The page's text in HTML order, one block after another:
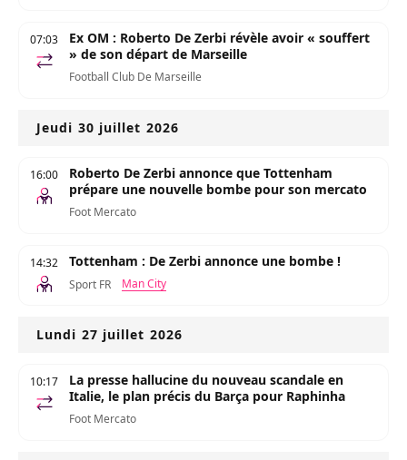
07:03
Ex OM : Roberto De Zerbi révèle avoir « souffert
» de son départ de Marseille
Football Club De Marseille
Jeudi 30 juillet 2026
16:00
Roberto De Zerbi annonce que Tottenham
prépare une nouvelle bombe pour son mercato
Foot Mercato
14:32 Tottenham : De Zerbi annonce une bombe !
Sport FR Man City
Lundi 27 juillet 2026
10:17
La presse hallucine du nouveau scandale en
Italie, le plan précis du Barça pour Raphinha
Foot Mercato